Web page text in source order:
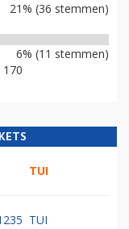
21% (36 stemmen)
6% (11 stemmen)
TUI
TUI